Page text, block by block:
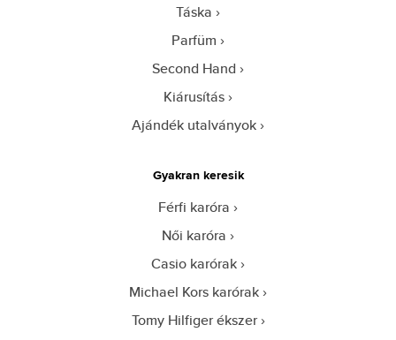
Táska
Parfüm
Second Hand
Kiárusítás
Ajándék utalványok
Gyakran keresik
Férfi karóra
Női karóra
Casio karórak
Michael Kors karórak
Tomy Hilfiger ékszer